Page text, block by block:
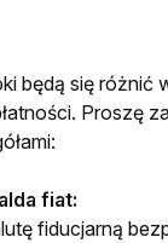
będą się różnić
Proszę
fiat:
fiducjarną